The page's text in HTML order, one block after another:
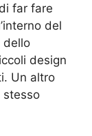
far fare
del
dello
design
Un altro
stesso